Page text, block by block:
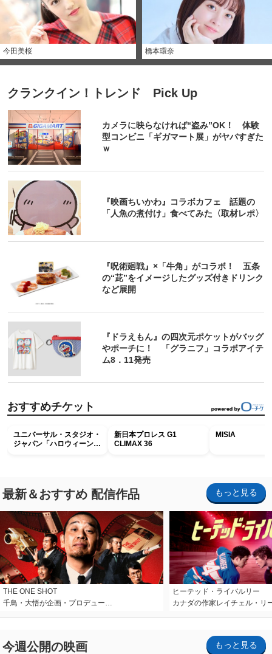
今田美桜 橋本環奈
クランクイン！トレンド Pick Up
カメラに映らなければ“盗み”OK！ 体験
型コンビニ「ギガマート展」がヤバすぎた
ｗ
『映画ちいかわ』コラボカフェ 話題の
「人魚の煮付け」食べてみた〈取材レポ〉
『呪術廻戦』×「牛角」がコラボ！ 五条
の“茈”をイメージしたグッズ付きドリンク
など展開
『ドラえもん』の四次元ポケットがバッグ
やポーチに！ 「グラニフ」コラボアイテ
ム8．11発売
おすすめチケット
ユニバーサル・スタジオ・
ジャパン「ハロウィーン・
新日本プロレス G1
CLIMAX 36
MISIA
最新＆おすすめ 配信作品 もっと見る
THE ONE SHOT
千鳥・大悟が企画・プロデュー…
ヒーテッド・ライバルリー
カナダの作家レイチェル・リ
今週公開の映画 もっと見る